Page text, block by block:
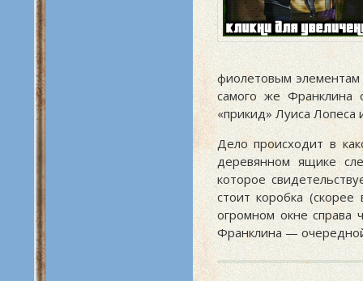
фиолетовым
самого же Франклина
«прикид» Луиса Лопеса
Дело происходит в
деревянном ящике
которое
стоит коробка (скорее
огромном окне справа
Франклина —